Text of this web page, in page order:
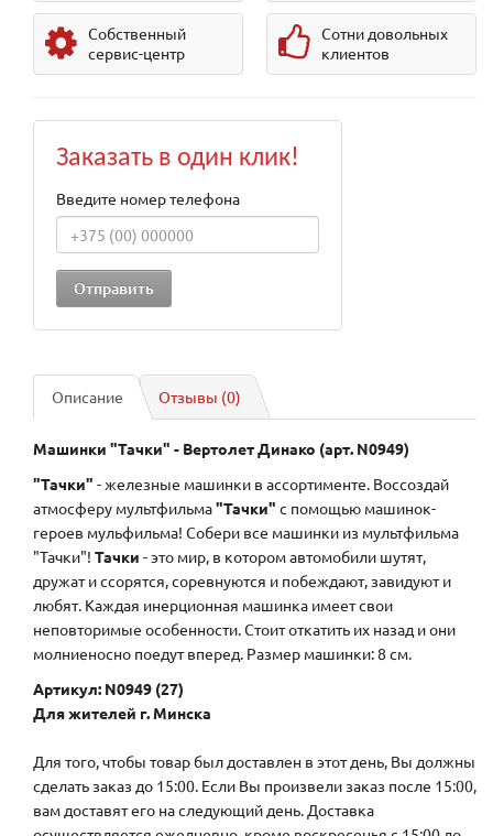
Собственный
сервис-центр
Сотни довольных
клиентов
Заказать в один клик!
Введите номер телефона
Описание Отзывы (0)
Машинки "Тачки" - Вертолет Динако (арт. N0949)
"Тачки" - железные машинки в ассортименте. Воссоздай
атмосферу мультфильма"Тачки" с помощью машинок-
героев мульфильма! Собери все машинки из мультфильма
"Тачки"! Тачки - это мир, в котором автомобили шутят,
дружат и ссорятся, соревнуются и побеждают, завидуют и
любят. Каждая инерционная машинка имеет свои
неповторимые особенности. Стоит откатить их назад и они
молниеносно поедут вперед. Размер машинки: 8 см.
Артикул: N0949 (27)
Для жителей г. Минска
Для того, чтобы товар был доставлен в этот день, Вы должны
сделать заказ до 15:00. Если Вы произвели заказ после 15:00,
вам доставят его на следующий день. Доставка